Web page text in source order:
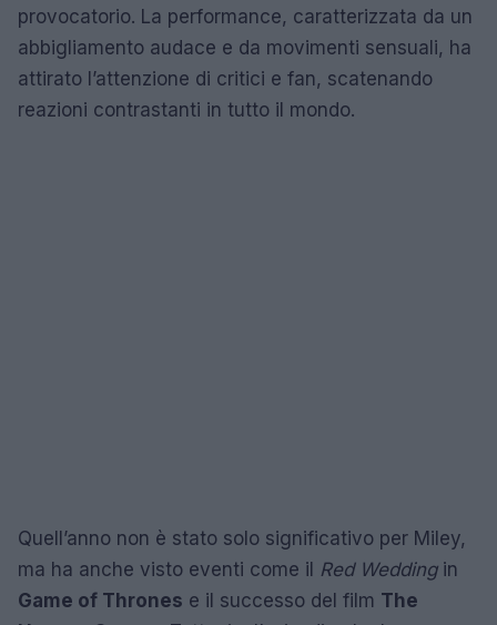
provocatorio. La performance, caratterizzata da un
abbigliamento audace e da movimenti sensuali, ha
attirato l’attenzione di critici e fan, scatenando
reazioni contrastanti in tutto il mondo.
Quell’anno non è stato solo significativo per Miley,
ma ha anche visto eventi come il Red Weddingin
Game of Thrones e il successo del film The